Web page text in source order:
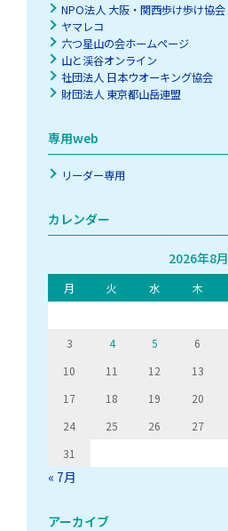
NPO法人 大阪・関西歩け歩け協会
ヤマレコ
六つ星山の会ホームページ
山と渓谷オンライン
社団法人 日本ウオーキング協会
財団法人 東京都山岳連盟
専用web
リーダー専用
カレンダー
2026年8月
月 火 水 木
3
4 5 6
10
11 12 13
17
18 19 20
24
25 26 27
31
« 7月
アーカイブ